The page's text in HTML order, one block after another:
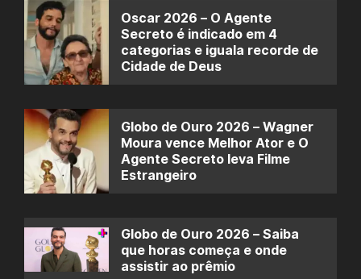
Oscar 2026 – O Agente
Secreto é indicado em 4
categorias e iguala recorde de
Cidade de Deus
Globo de Ouro 2026 – Wagner
Moura vence Melhor Ator e O
Agente Secreto leva Filme
Estrangeiro
Globo de Ouro 2026 – Saiba
que horas começa e onde
assistir ao prêmio